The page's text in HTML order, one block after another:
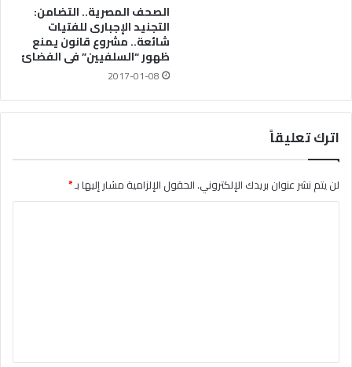
الصحف المصرية.. التضامن:
التجنيد الإجبارى للفتيات
شائعة.. مشروع قانون يمنع
ظهور “السلفيين” فى الفضائ
2017-01-08
اترك تعليقاً
لن يتم نشر عنوان بريدك الإلكتروني.الحقول الإلزامية مشار إليها بـ*